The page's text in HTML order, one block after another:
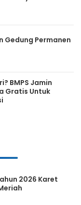
Gedung Permanen
BMPS Jamin
Gratis Untuk
2026 Karet